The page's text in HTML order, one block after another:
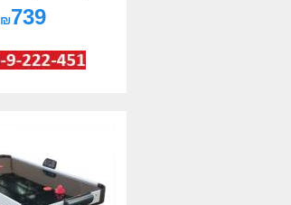
₪739